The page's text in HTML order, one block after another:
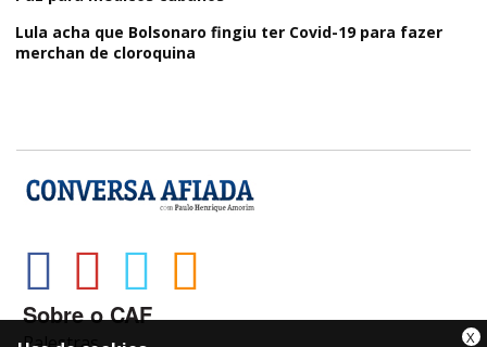
Lula acha que Bolsonaro fingiu ter Covid-19 para fazer
merchan de cloroquina
Sobre o CAF
X